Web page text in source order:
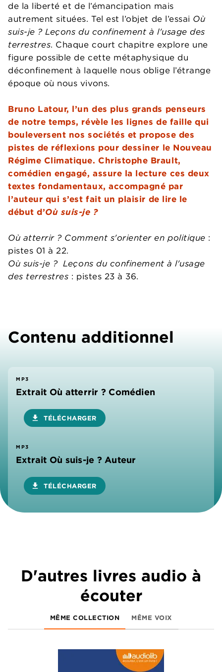
de la liberté et de l’émancipation mais
autrement situées. Tel est l’objet de l’essai Où
suis-je ? Leçons du confinement à l'usage des
terrestres. Chaque court chapitre explore une
figure possible de cette métaphysique du
déconfinement à laquelle nous oblige l’étrange
époque où nous vivons.
Bruno Latour, l’un des plus grands penseurs
de notre temps, révèle les lignes de faille qui
bouleversent nos sociétés et propose des
pistes de réflexions pour dessiner le Nouveau
Régime Climatique. Christophe Brault,
comédien engagé, assure la lecture ces deux
textes fondamentaux, accompagné par
l’auteur qui s’est fait un plaisir de lire le
début d’Où suis-je ?
Où atterrir ? Comment s'orienter en politique :
pistes 01 à 22.
Où suis-je ? Leçons du confinement à l'usage
des terrestres : pistes 23 à 36.
Contenu additionnel
MP3
Extrait Où atterrir ? Comédien
download TÉLÉCHARGER
MP3
Extrait Où suis-je ? Auteur
download TÉLÉCHARGER
D'autres livres audio à
écouter
MÊME COLLECTION MÊME VOIX